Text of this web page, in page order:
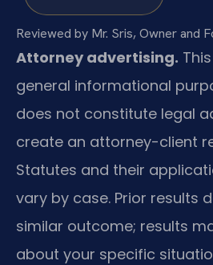
Reviewed by Mr. Sris, Owner and
Attorney advertising.
general informational
does not constitute legal
create an attorney-client
Statutes and their
vary by case. Prior results
similar outcome; results
about your specific